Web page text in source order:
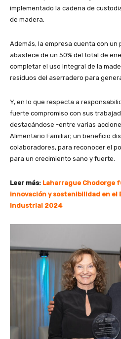
implementado la cadena de
de madera.
Además, la empresa cuenta con un
abastece de un 50% del total de
completar el uso integral de la
residuos del aserradero para
Y, en lo que respecta a
fuerte compromiso con sus
destacándose -entre varias
Alimentario Familiar; un beneficio
colaboradores, para reconocer el
para un crecimiento sano y fuerte.
Leer más: Laharrague Chodorge
innovación y sostenibilidad en
Industrial 2024